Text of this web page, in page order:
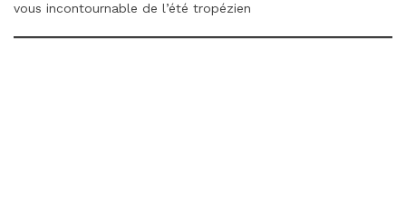
vous incontournable de l’été tropézien